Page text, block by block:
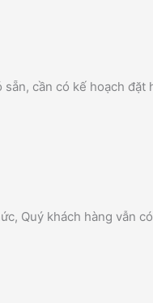
cần có kế hoạch đặt
Quý khách hàng vẫn